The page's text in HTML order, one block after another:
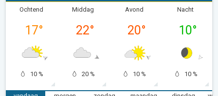
Ochtend
17°
10 %
Middag
22°
20 %
Avond
20°
10 %
Nacht
10°
10 %